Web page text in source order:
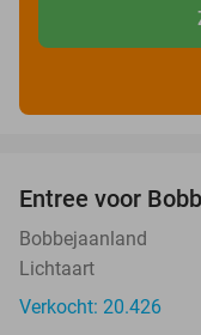
Entree voor
Bobbejaanland
Lichtaart
Verkocht: 20.426